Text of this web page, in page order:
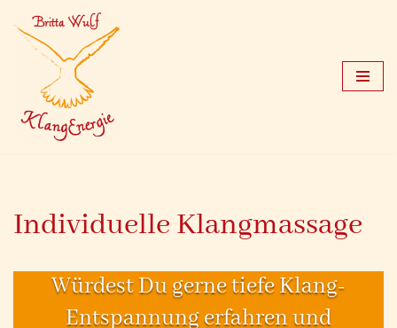
Zum
springen
Individuelle Klangmassage
Würdest Du gerne tiefe Klang-
Entspannung erfahren und